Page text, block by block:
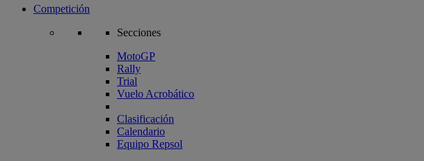
Competición
Secciones
MotoGP
Rally
Trial
Vuelo Acrobático
Clasificación
Calendario
Equipo Repsol